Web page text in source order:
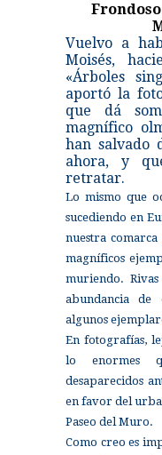
Vuelvo a
Moisés,
«Árboles
aportó la
que dá
magnífico
han salvado
ahora, y
retratar.
Lo mismo que
sucediendo en
nuestra
magníficos
muriendo.
abundancia de
algunos
En fotografías,
lo enormes
desaparecidos
en favor del
Paseo del Muro.
Como creo es